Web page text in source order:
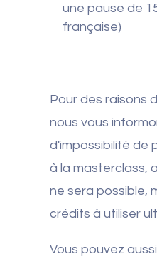
une pause de
française)
Pour des raisons
nous vous
d'impossibilité de
à la masterclass,
ne sera possible,
crédits à utiliser
Vous pouvez